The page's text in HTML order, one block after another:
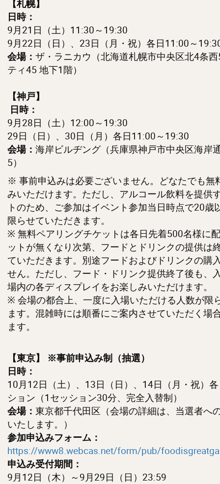
【札幌】
日時：
9月21日（土）11:30～19:30
9月22日（日）、23日（月・祝）各日11:00～
会場： ザ・ラニカウ（北海道札幌市中央区北4条
ティ45 地下1階）
【神戸】
日時：
9月28日（土）12:00～19:30
29日（日）、30日（月）各日11:00～19:30
会場： 海岸ビルヂング（兵庫県神戸市中央区海岸
5）
※ 事前申込みは必要ございません。どなたでも無
みいただけます。ただし、アルコール飲料を提供
トのため、ご参加はイベント参加当日時点で20歳
限らせていただきます。
※ 無料ペアリングチケットは各日先着500名様に
ットが無くなり次第、フードとドリンクの提供は
ていただきます。別途フードおよびドリンクの購
せん。ただし、フード・ドリンク提供終了後も、
場内の各ディスプレイをお楽しみいただけます。
※ 会場の都合上、一度に入場いただける人数が限
ます。混雑時には順番にご案内させていただく場
ます。
【東京】 ※事前申込み制（抽選）
日時：
10月12日（土）、13日（日）、14日（月・祝）
ション（1セッション30分、完全入替制）
会場： 東京都千代田区（会場の詳細は、当選者へ
いたします。）
参加申込みフォーム：
https://www8.webcas.net/form/pub/
申込み受付期間：
9月12日（木）～9月29日（日）23:59